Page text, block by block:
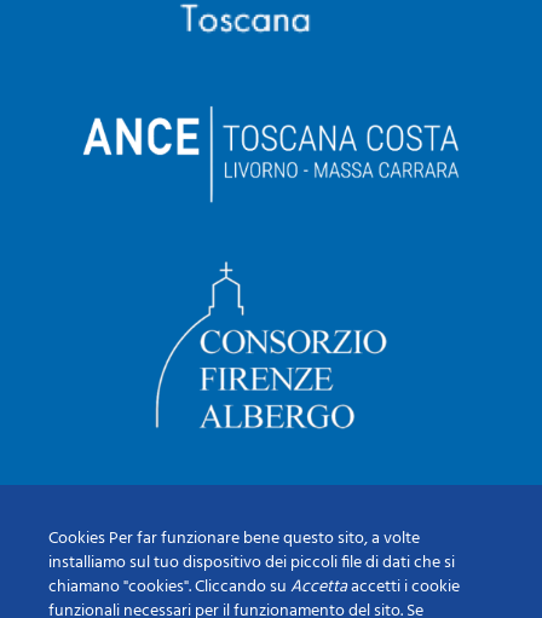
Cookies Per far funzionare bene questo sito, a volte
installiamo sul tuo dispositivo dei piccoli file di dati che si
chiamano "cookies". Cliccando suAccettaaccetti i cookie
funzionali necessari per il funzionamento del sito. Se